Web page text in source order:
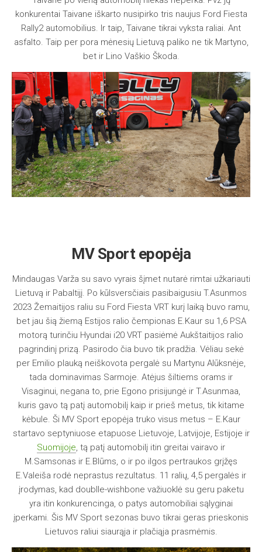
konkurentai Taivane iškarto nusipirko tris naujus Ford Fiesta
Rally2 automobilius. Ir taip, Taivane tikrai vyksta raliai. Ant
asfalto. Taip per pora mėnesių Lietuvą paliko ne tik Martyno,
bet ir Lino Vaškio Škoda.
MV Sport epopėja
Mindaugas Varža su savo vyrais šįmet nutarė rimtai užkariauti
Lietuvą ir Pabaltijį. Po kūlsversčiais pasibaigusiu T.Asunmos
2023 Žemaitijos raliu su Ford Fiesta VRT kurį laiką buvo ramu,
bet jau šią žiemą Estijos ralio čempionas E.Kaur su 1,6 PSA
motorą turinčiu Hyundai i20 VRT pasiėmė Aukštaitijos ralio
pagrindinį prizą. Pasirodo čia buvo tik pradžia. Vėliau sekė
per Emilio plauką neiškovota pergalė su Martynu Alūksnėje,
tada dominavimas Sarmoje. Atėjus šiltiems orams ir
Visaginui, negana to, prie Egono prisijungė ir T.Asunmaa,
kuris gavo tą patį automobilį kaip ir prieš metus, tik kitame
kėbule. Ši MV Sport epopėja truko visus metus – E.Kaur
startavo septyniuose etapuose Lietuvoje, Latvijoje, Estijoje ir
Suomijoje, tą patį automobilį itin greitai vairavo ir
M.Samsonas ir E.Blūms, o ir po ilgos pertraukos grįžęs
E.Valeiša rodė neprastus rezultatus. 11 ralių, 4,5 pergalės ir
įrodymas, kad doublle-wishbone važiuoklė su geru paketu
yra itin konkurencinga, o patys automobiliai sąlyginai
įperkami. Šis MV Sport sezonas buvo tikrai geras prieskonis
Lietuvos raliui siaurąja ir plačiąja prasmėmis.